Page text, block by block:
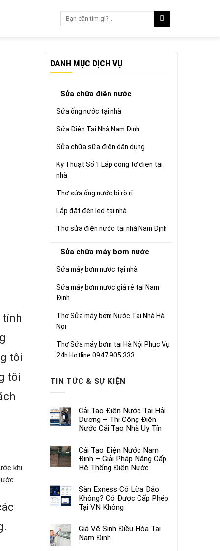
tính
tôi
tôi
khi
DANH MỤC DỊCH VỤ
Sửa chữa điện nước
Sửa ống nước tại nhà
Sửa Điện Tại Nhà Nam Định
Sửa chữa sữa điện dân dụng
Kỹ Thuật Số 1 Lắp công tơ điện tại
nhà
Thợ sửa ống nước bị rò rỉ
Lắp đặt đèn led tại nhà
Thợ sửa điện nước tại nhà Nam Định
Sửa chữa máy bơm nước
Sửa máy bơm nước tại nhà
Sửa máy bơm nước giá rẻ tại Nam
Định
Thơ Sửa máy bơm Nước Tại Nhà Hà
Nội
Thợ Sửa máy bơm tại Hà Nội Phục Vụ
24h Hotline 0947.905.333
TIN TỨC & SỰ KIỆN
Cải Tạo Điện Nước Tại Hải
Dương – Thi Công Điện
Nước Cải Tạo Nhà Uy Tín
Cải Tạo Điện Nước Nam
Định – Giải Pháp Nâng Cấp
Hệ Thống Điện Nước
Sàn Exness Có Lừa Đảo
Không? Có Được Cấp Phép
Tại VN Không
Giá Vệ Sinh Điều Hòa Tại
Nam Định